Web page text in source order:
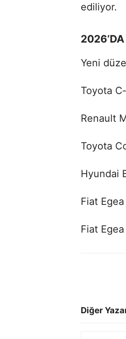
ediliyor.
Yeni
Toyota
Renault
Toyota
Hyundai
Fiat
Fiat
Diğer